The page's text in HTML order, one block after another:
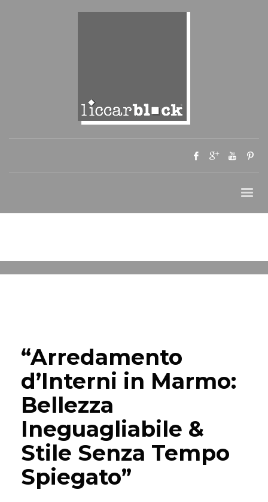
“Arredamento
d’Interni in Marmo:
Bellezza
Ineguagliabile &
Stile Senza Tempo
Spiegato”